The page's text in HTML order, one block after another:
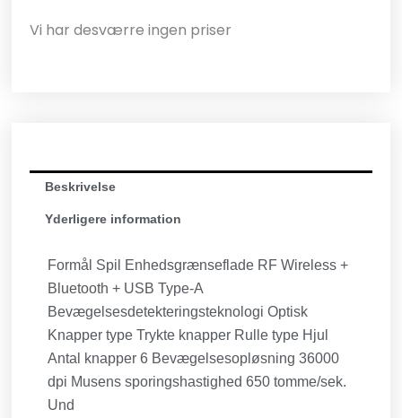
Vi har desværre ingen priser
Beskrivelse
Yderligere information
Formål Spil Enhedsgrænseflade RF Wireless +
Bluetooth + USB Type-A
Bevægelsesdetekteringsteknologi Optisk
Knapper type Trykte knapper Rulle type Hjul
Antal knapper 6 Bevægelsesopløsning 36000
dpi Musens sporingshastighed 650 tomme/sek.
Und